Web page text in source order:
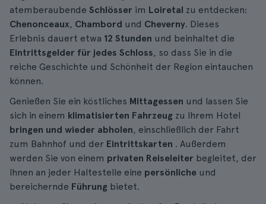
atemberaubende Schlösser im Loiretal zu entdecken:
Chenonceaux, Chambord und Cheverny. Dieses
Erlebnis dauert etwa 12 Stunden und beinhaltet die
Eintrittsgelder für jedes Schloss, so dass Sie in die
reiche Geschichte und Schönheit der Region eintauchen
können.
Genießen Sie ein köstliches Mittagessen und lassen Sie
sich in einem klimatisierten Fahrzeug zu Ihrem Hotel
bringen und wieder abholen, einschließlich der Fahrt
zum Bahnhof und der Eintrittskarten . Außerdem
werden Sie von einem privaten Reiseleiter begleitet, der
Ihnen an jeder Haltestelle eine persönliche und
bereichernde Führung bietet.